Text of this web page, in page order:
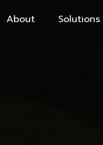
About